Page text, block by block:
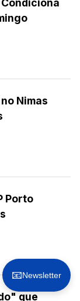
Nimas
Porto
que
📧Newsletter